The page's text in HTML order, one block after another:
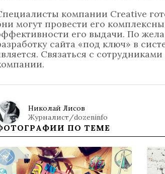
компании Creative
могут провести его
его выдачи. По
сайта «под ключ» в
Связаться с
Николай Лисов
Журналист/dozeninfo
ПО ТЕМЕ